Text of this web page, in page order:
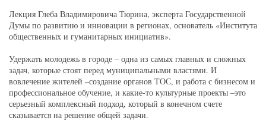
Лекция Глеба Владимировича Тюрина, эксперта Государственной
Думы по развитию и инновации в регионах, основатель «Института
общественных и гуманитарных инициатив».
Удержать молодежь в городе – одна из самых главных и сложных
задач, которые стоят перед муниципальными властями. И
вовлечение жителей –создание органов ТОС, и работа с бизнесом и
профессиональное обучение, и какие-то культурные проекты –это
серьезный комплексный подход, который в конечном счете
сказывается на решение общей задачи.